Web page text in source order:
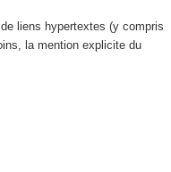
liens hypertextes (y compris
la mention explicite du